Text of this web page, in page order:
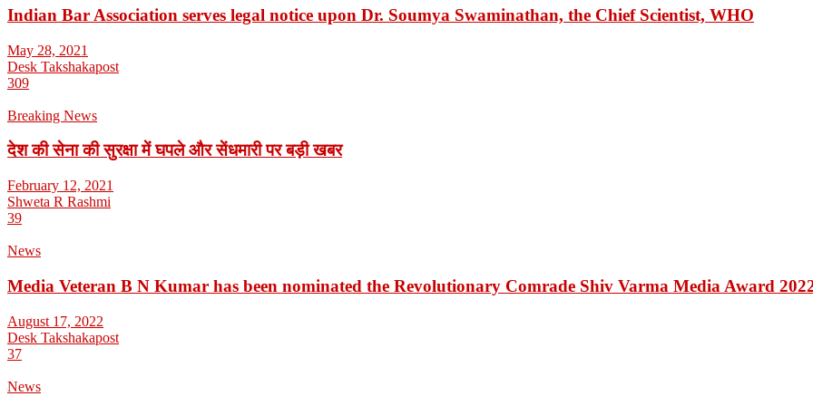
Indian Bar Association serves legal notice upon Dr. Soumya Swaminathan, the Chief Scientist, WHO
May 28, 2021
Desk Takshakapost
309
Breaking News
देश की सेना की सुरक्षा में घपले और सेंधमारी पर बड़ी खबर
February 12, 2021
Shweta R Rashmi
39
News
Media Veteran B N Kumar has been nominated the Revolutionary Comrade Shiv Varma Media Award
August 17, 2022
Desk Takshakapost
37
News